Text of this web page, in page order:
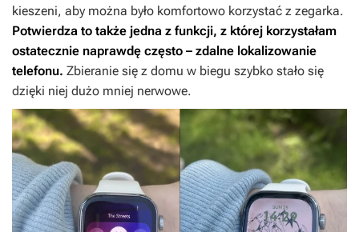
kieszeni, aby można było komfortowo korzystać z zegarka.
Potwierdza to także jedna z funkcji, z której korzystałam
ostatecznie naprawdę często – zdalne lokalizowanie
telefonu. Zbieranie się z domu w biegu szybko stało się
dzięki niej dużo mniej nerwowe.